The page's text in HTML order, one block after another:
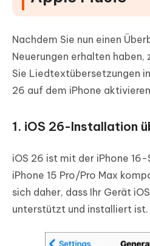
Nachdem Sie nun einen
Neuerungen erhalten haben,
Sie Liedtextübersetzungen
26 auf dem iPhone
1. iOS 26-Installation
iOS 26 ist mit der iPhone
iPhone 15 Pro/Pro Max
sich daher, dass Ihr Gerät
unterstützt und installiert ist.